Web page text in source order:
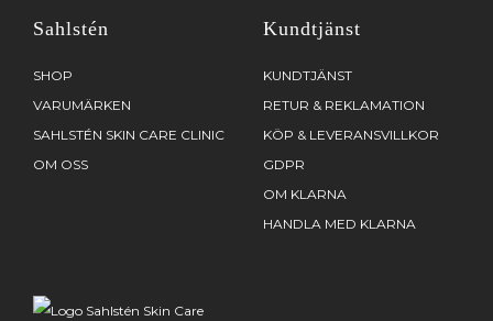
Sahlstén
SHOP
VARUMÄRKEN
SAHLSTÉN SKIN CARE CLINIC
OM OSS
Kundtjänst
KUNDTJÄNST
RETUR & REKLAMATION
KÖP & LEVERANSVILLKOR
GDPR
OM KLARNA
HANDLA MED KLARNA